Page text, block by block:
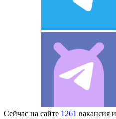
Сейчас на сайте 1261 вакансия и